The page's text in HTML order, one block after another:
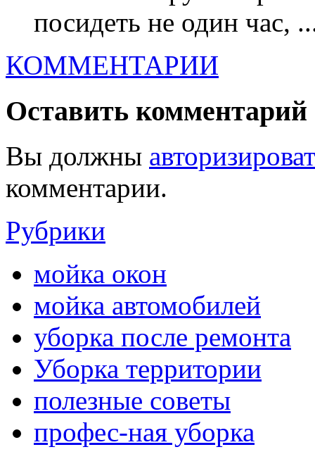
посидеть не один час,
КОММЕНТАРИИ
Оставить комментарий
Вы должны
комментарии.
Рубрики
мойка окон
мойка автомобилей
уборка после ремонта
Уборка территории
полезные советы
профес-ная уборка